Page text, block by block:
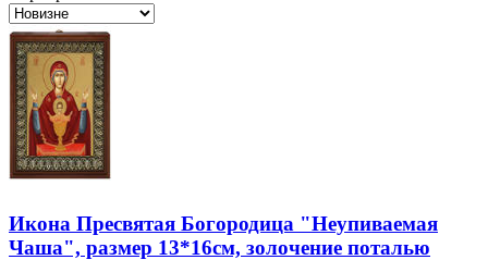
Икона Пресвятая Богородица "Неупиваемая
Чаша", размер 13*16см, золочение поталью